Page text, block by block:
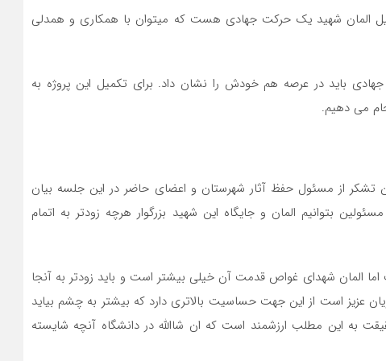
المان شهید یک حرکت جهادی هست که میتوان با همکاری و همدلی
باید در عرصه هم خودش را نشان داد. برای تکمیل این پروژه به
می دهیم.
تشکر از مسئول حفظ آثار شهرستان و اعضای حاضر در این جلسه بیان
بتوانیم المان و جایگاه این شهید بزرگوار هرچه زودتر به اتمام
اما المان شهدای غواص قدمت آن خیلی بیشتر است و باید زودتر به آنجا
عزیز است از این جهت حساسیت بالاتری دارد که بیشتر به چشم بیاید
به این مطلب ارزشمند است که ان شاالله در دانشگاه آنچه شایسته